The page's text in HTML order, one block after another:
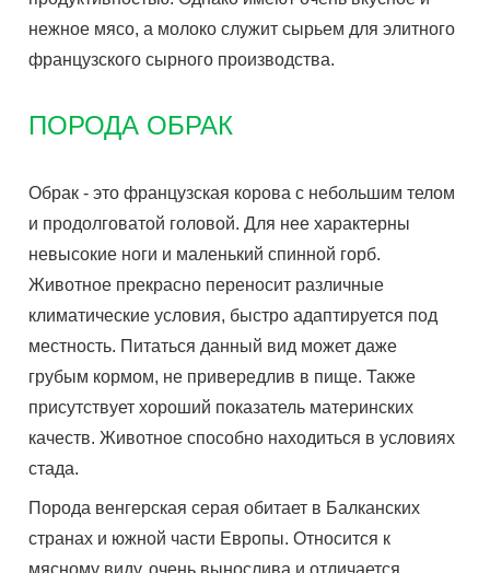
нежное мясо, а молоко служит сырьем для элитного
французского сырного производства.
ПОРОДА ОБРАК
Обрак - это французская корова с небольшим телом
и продолговатой головой. Для нее характерны
невысокие ноги и маленький спинной горб.
Животное прекрасно переносит различные
климатические условия, быстро адаптируется под
местность. Питаться данный вид может даже
грубым кормом, не привередлив в пище. Также
присутствует хороший показатель материнских
качеств. Животное способно находиться в условиях
стада.
Порода венгерская серая обитает в Балканских
странах и южной части Европы. Относится к
мясному виду, очень вынослива и отличается